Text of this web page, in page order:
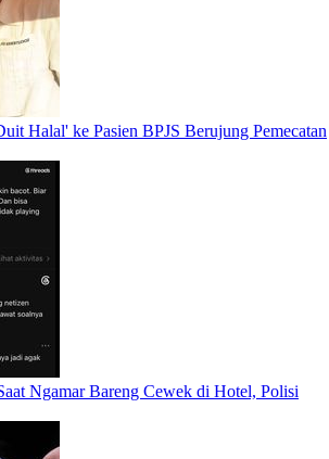
Halal' ke Pasien BPJS Berujung Pemecatan
Ngamar Bareng Cewek di Hotel, Polisi